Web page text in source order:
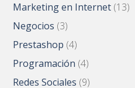
Marketing en Internet (13)
Negocios (3)
Prestashop (4)
Programación (4)
Redes Sociales (9)